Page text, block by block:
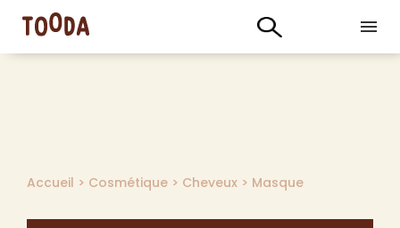
Accueil > Cosmétique > Cheveux > Masque